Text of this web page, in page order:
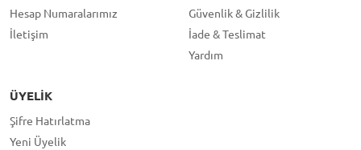
Hesap Numaralarımız
İletişim
Güvenlik & Gizlilik
İade & Teslimat
Yardım
ÜYELIK
Şifre Hatırlatma
Yeni Üyelik